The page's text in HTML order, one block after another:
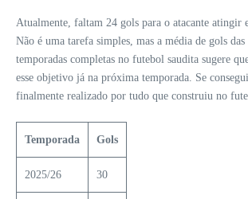
Atualmente, faltam 24 gols para o atacante atingir
Não é uma tarefa simples, mas a média de gols
temporadas completas no futebol saudita sugere
esse objetivo já na próxima temporada. Se
finalmente realizado por tudo que construiu no
Temporada Gols
2025/26 30